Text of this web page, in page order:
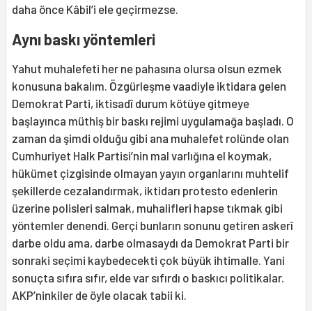
daha önce Kâbil’i ele geçirmezse.
Aynı baskı yöntemleri
Yahut muhalefeti her ne pahasına olursa olsun ezmek
konusuna bakalım. Özgürleşme vaadiyle iktidara gelen
Demokrat Parti, iktisadî durum kötüye gitmeye
başlayınca müthiş bir baskı rejimi uygulamağa başladı. O
zaman da şimdi olduğu gibi ana muhalefet rolünde olan
Cumhuriyet Halk Partisi’nin mal varlığına el koymak,
hükümet çizgisinde olmayan yayın organlarını muhtelif
şekillerde cezalandırmak, iktidarı protesto edenlerin
üzerine polisleri salmak, muhalifleri hapse tıkmak gibi
yöntemler denendi. Gerçi bunların sonunu getiren askerî
darbe oldu ama, darbe olmasaydı da Demokrat Parti bir
sonraki seçimi kaybedecekti çok büyük ihtimalle. Yani
sonuçta sıfıra sıfır, elde var sıfırdı o baskıcı politikalar.
AKP’ninkiler de öyle olacak tabii ki.